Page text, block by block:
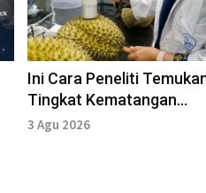
Ini Cara Peneliti
Tingkat Kematangan
Durian
3 Agu 2026